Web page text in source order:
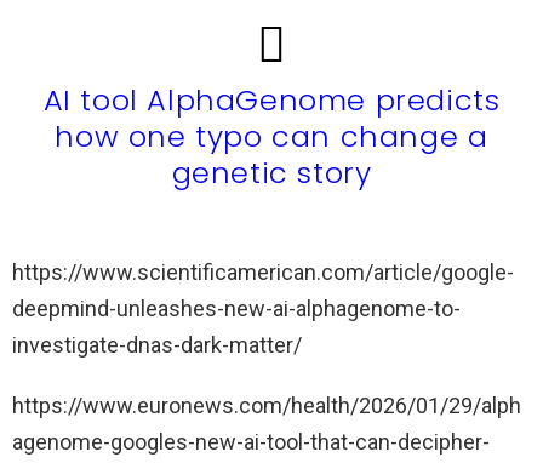
AI tool AlphaGenome predicts
how one typo can change a
genetic story
https://www.scientificamerican.com/article/google-
deepmind-unleashes-new-ai-alphagenome-to-
investigate-dnas-dark-matter/
https://www.euronews.com/health/2026/01/29/alph
agenome-googles-new-ai-tool-that-can-decipher-